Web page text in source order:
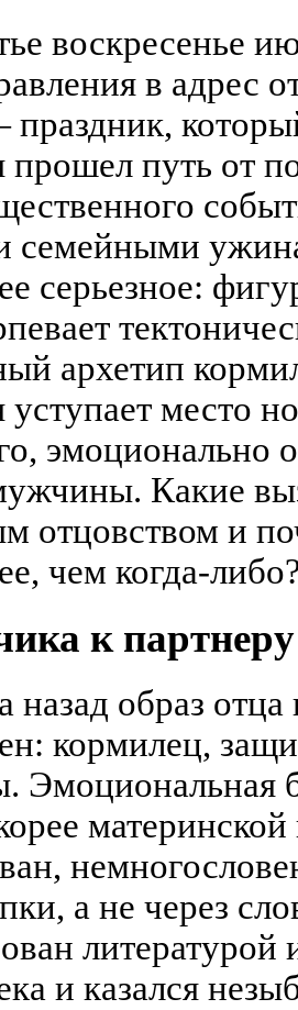
воскресенье
в
прошел путь от
семейными
серьезное:
архетип
уступает место
эмоционально
Какие
отцовством и
чем когда-
к
назад образ
кормилец,
Эмоциональная
а не через
литературой
и казался